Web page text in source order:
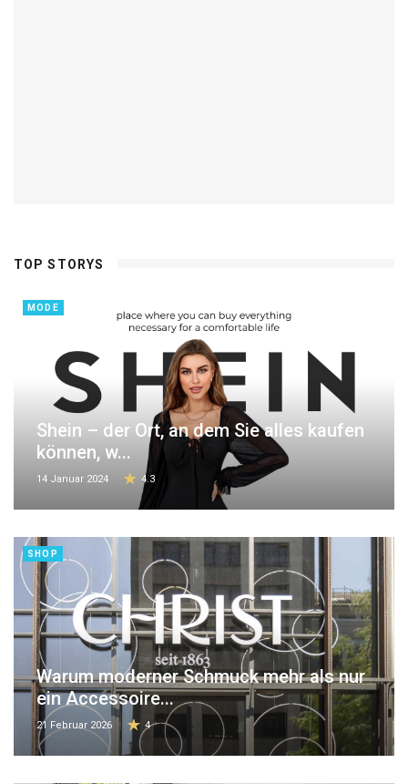
TOP STORYS
MODE
Shein – der Ort, an dem Sie alles kaufen
können, w...
14 Januar 2024 4.3
SHOP
Warum moderner Schmuck mehr als nur
ein Accessoire...
21 Februar 2026 4